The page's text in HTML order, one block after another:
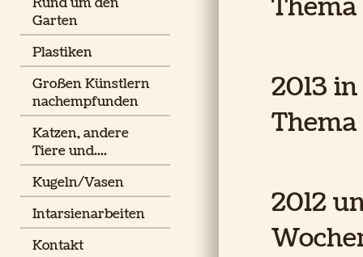
Garten
Plastiken
Großen Künstlern
nachempfunden
Katzen, andere
Tiere und....
Kugeln/Vasen
Intarsienarbeiten
Kontakt
2013
2012